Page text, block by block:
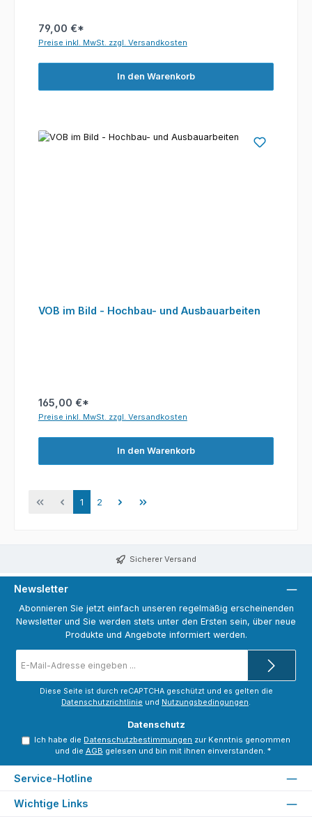
79,00 €*
Preise inkl. MwSt. zzgl. Versandkosten
In den Warenkorb
VOB im Bild - Hochbau- und Ausbauarbeiten
165,00 €*
Preise inkl. MwSt. zzgl. Versandkosten
In den Warenkorb
Seite
1 Seite
2
Sicherer Versand
Newsletter
Abonnieren Sie jetzt einfach unseren regelmäßig erscheinenden
Newsletter und Sie werden stets unter den Ersten sein, über neue
Produkte und Angebote informiert werden.
Mail-
Adresse
Diese Seite ist durch reCAPTCHA geschützt und es gelten die
Datenschutzrichtlinie und Nutzungsbedingungen.
Datenschutz
Ich habe die Datenschutzbestimmungen zur Kenntnis genommen
und die AGB gelesen und bin mit ihnen einverstanden. *
Service-Hotline
Wichtige Links